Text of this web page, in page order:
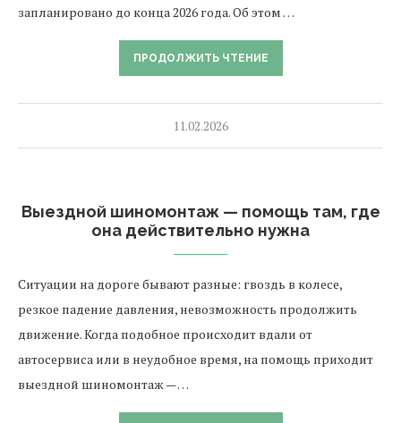
запланировано до конца 2026 года. Об этом …
ПРОДОЛЖИТЬ ЧТЕНИЕ
11.02.2026
Выездной шиномонтаж — помощь там, где
она действительно нужна
Ситуации на дороге бывают разные: гвоздь в колесе,
резкое падение давления, невозможность продолжить
движение. Когда подобное происходит вдали от
автосервиса или в неудобное время, на помощь приходит
выездной шиномонтаж — …